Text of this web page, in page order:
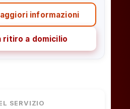
informazioni
ritiro a domicilio
SERVIZIO